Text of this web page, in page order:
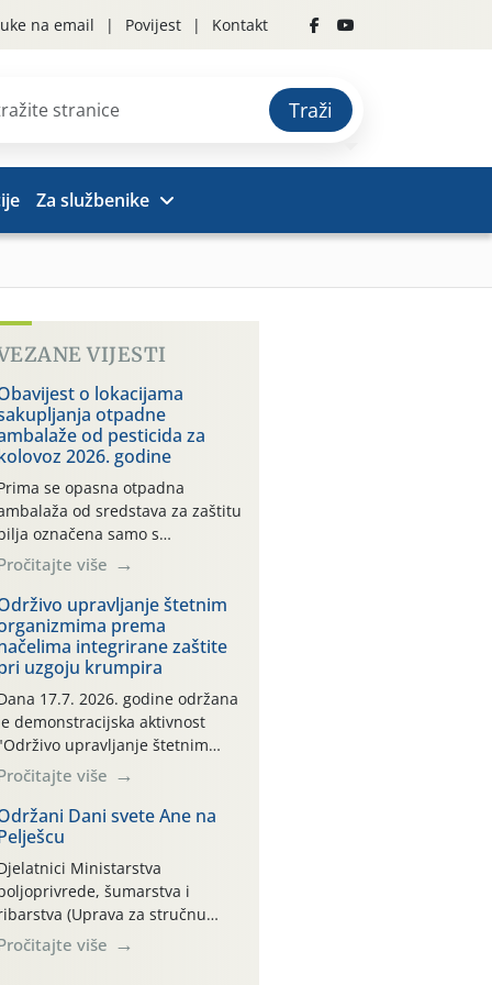
na email Povijest Kontakt
Traži
Za službenike
VIJESTI
o lokacijama
otpadne
od pesticida za
2026. godine
se opasna otpadna
od sredstava za zaštitu
označena samo s
i oznakom
CROCPA EKO MODEL:
ambalaža kao i
drugih proizvoda koji
sredstva za zaštitu bilja
(npr. ambalaža od mineralnih
se ne prihvaća.
je osiguran
povrat prazne
isključivo ovih tvrtki:
MAKS, AGRONOM,
TKI* (PINUS […]
više
upravljanje štetnim
prema
integrirane zaštite
uzgoju krumpira
17.7. 2026. godine održana
demonstracijska aktivnost
upravljanje štetnim
prema načelima
integrirane zaštite pri uzgoju
na pokusnom polju
kraj naselja Belica
parcela ID 2445031)
dio Međimurske
više
Dani svete Ane na
Ministarstva
šumarstva i
(Uprava za stručnu
razvoju poljoprivrede)
sudjelovali su na tradicionalnom
više